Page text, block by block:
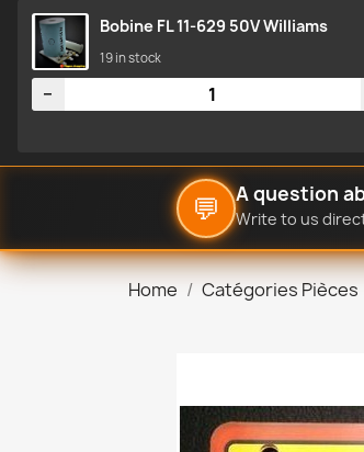
Bobine FL 11-629 50V Williams
19 in stock
Quantity
−
💬 A question
Write to us
Home Catégories Pièces